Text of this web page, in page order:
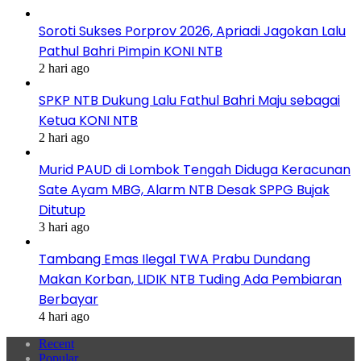
Soroti Sukses Porprov 2026, Apriadi Jagokan Lalu
Pathul Bahri Pimpin KONI NTB
2 hari ago
SPKP NTB Dukung Lalu Fathul Bahri Maju sebagai
Ketua KONI NTB
2 hari ago
Murid PAUD di Lombok Tengah Diduga Keracunan
Sate Ayam MBG, Alarm NTB Desak SPPG Bujak
Ditutup
3 hari ago
Tambang Emas Ilegal TWA Prabu Dundang
Makan Korban, LIDIK NTB Tuding Ada Pembiaran
Berbayar
4 hari ago
Recent
Popular